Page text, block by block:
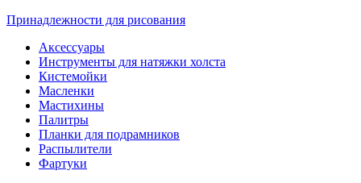
Принадлежности для рисования
Аксессуары
Инструменты для натяжки холста
Кистемойки
Масленки
Мастихины
Палитры
Планки для подрамников
Распылители
Фартуки